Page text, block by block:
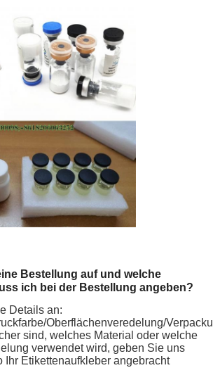
Bestellung auf und welche
ich bei der Bestellung angeben?
Details an:
Oberflächenveredelung/
sind, welches Material oder welche
verwendet wird, geben Sie uns
Ihr Etikettenaufkleber angebracht